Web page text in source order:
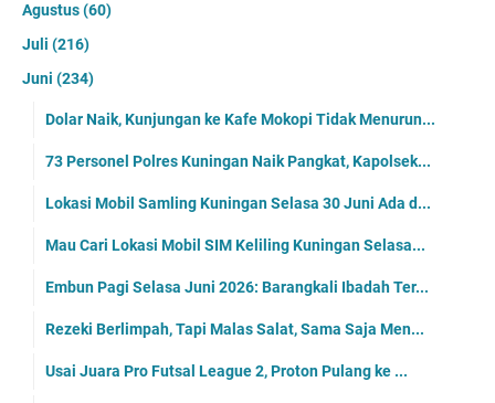
Agustus(60)
Juli (216)
Juni (234)
Dolar Naik, Kunjungan ke Kafe Mokopi Tidak Menurun...
73 Personel Polres Kuningan Naik Pangkat, Kapolsek...
Lokasi Mobil Samling Kuningan Selasa 30 Juni Ada d...
Mau Cari Lokasi Mobil SIM Keliling Kuningan Selasa...
Embun Pagi Selasa Juni 2026: Barangkali Ibadah Ter...
Rezeki Berlimpah, Tapi Malas Salat, Sama Saja Men...
Usai Juara Pro Futsal League 2, Proton Pulang ke ...